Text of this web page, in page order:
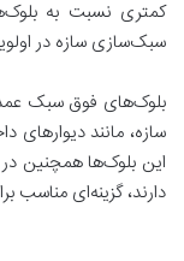
سبک‌سازی سازه در
بلوک‌های فوق سبک
سازه، مانند دیوارهای
این بلوک‌ها همچنین
دارند، گزینه‌ای